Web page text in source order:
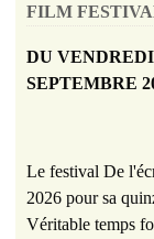
FILM
DU
SEPTEMBRE
Le festival De
2026 pour sa
Véritable temps